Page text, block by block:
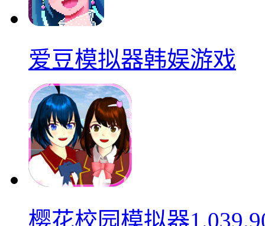
爱豆模拟器韩娱游戏
樱花校园模拟器